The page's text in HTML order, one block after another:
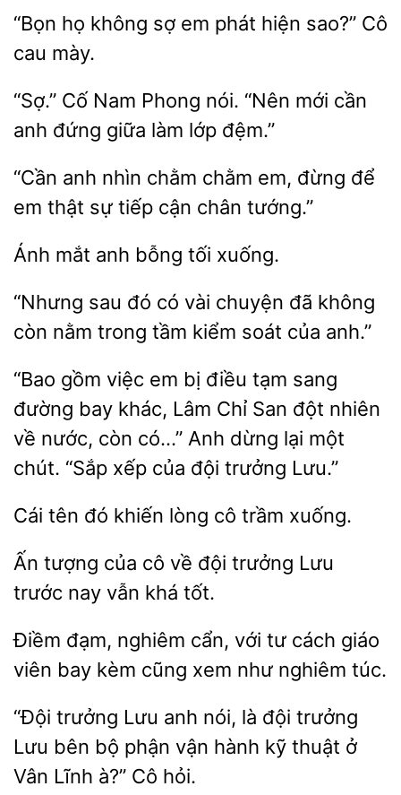
“Bọn họ không sợ
phát hiện sao?”
cau
Cố Nam Phong nói. “Nên mới cần
anh đứng giữa
đệm.”
nhìn chằm chằm em, đừng để
em thật sự
cận chân tướng.”
bỗng tối xuống.
“Nhưng sau đó có
chuyện đã không
còn
tầm kiểm soát của anh.”
“Bao gồm việc em bị điều tạm sang
đường bay khác, Lâm Chỉ San đột nhiên
còn có…” Anh dừng lại một
chút. “Sắp xếp của
trưởng Lưu.”
Cái tên khiến lòng trầm
Ấn tượng
cô về đội trưởng Lưu
trước nay vẫn
đạm,
cẩn, với tư cách giáo
viên bay
cũng xem như nghiêm túc.
“Đội trưởng
anh nói, là đội trưởng
Lưu bên bộ phận
hành
thuật ở
Vân Lĩnh à?” Cô hỏi.